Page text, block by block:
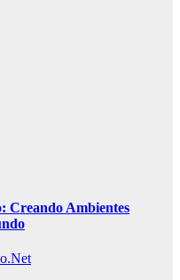
Creando Ambientes